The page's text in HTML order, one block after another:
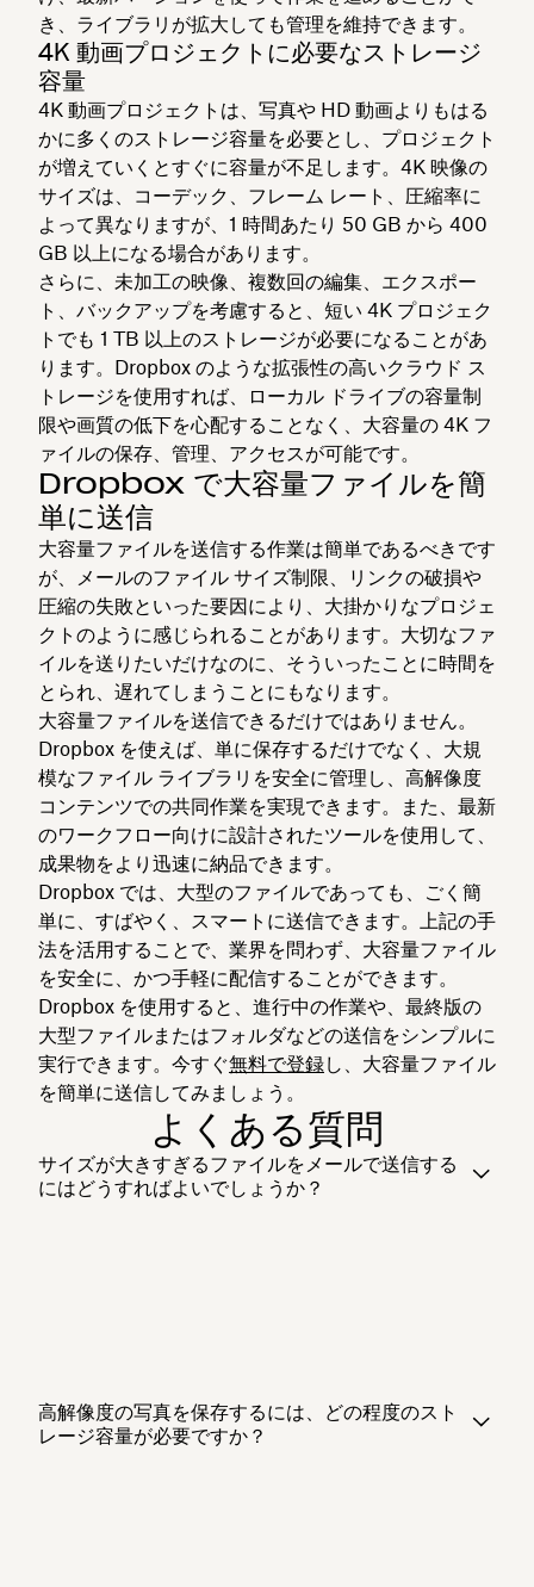
き、ライブラリが拡大しても管理を維持できます。
4K 動画プロジェクトに必要なストレージ
容量
4K 動画プロジェクトは、写真や HD 動画よりもはる
かに多くのストレージ容量を必要とし、プロジェクト
が増えていくとすぐに容量が不足します。4K 映像の
サイズは、コーデック、フレーム レート、圧縮率に
よって異なりますが、1 時間あたり 50 GB から 400
GB 以上になる場合があります。
さらに、未加工の映像、複数回の編集、エクスポー
ト、バックアップを考慮すると、短い 4K プロジェク
トでも 1 TB 以上のストレージが必要になることがあ
ります。Dropbox のような拡張性の高いクラウド ス
トレージを使用すれば、ローカル ドライブの容量制
限や画質の低下を心配することなく、大容量の 4K フ
ァイルの保存、管理、アクセスが可能です。
Dropbox で大容量ファイルを簡
単に送信
大容量ファイルを送信する作業は簡単であるべきです
が、メールのファイル サイズ制限、リンクの破損や
圧縮の失敗といった要因により、大掛かりなプロジェ
クトのように感じられることがあります。大切なファ
イルを送りたいだけなのに、そういったことに時間を
とられ、遅れてしまうことにもなります。
大容量ファイルを送信できるだけではありません。
Dropbox を使えば、単に保存するだけでなく、大規
模なファイル ライブラリを安全に管理し、高解像度
コンテンツでの共同作業を実現できます。また、最新
のワークフロー向けに設計されたツールを使用して、
成果物をより迅速に納品できます。
Dropbox では、大型のファイルであっても、ごく簡
単に、すばやく、スマートに送信できます。上記の手
法を活用することで、業界を問わず、大容量ファイル
を安全に、かつ手軽に配信することができます。
Dropbox を使用すると、進行中の作業や、最終版の
大型ファイルまたはフォルダなどの送信をシンプルに
実行できます。今すぐ無料で登録し、大容量ファイル
を簡単に送信してみましょう。
よくある質問
サイズが大きすぎるファイルをメールで送信する
にはどうすればよいでしょうか？
高解像度の写真を保存するには、どの程度のスト
レージ容量が必要ですか？